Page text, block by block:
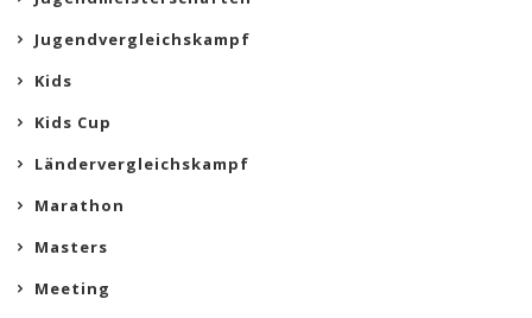
Jugendvergleichskampf
Kids
Kids Cup
Ländervergleichskampf
Marathon
Masters
Meeting